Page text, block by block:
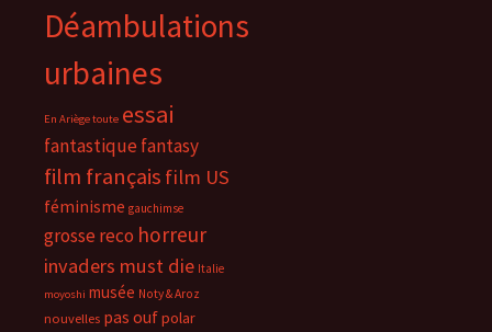
Déambulations
urbaines
En Ariège toute essai
fantastiquefantasy
film français film US
féminisme gauchimse
grosse reco horreur
invaders must die Italie
moyoshi musée Noty & Aroz
nouvelles pas oufpolar